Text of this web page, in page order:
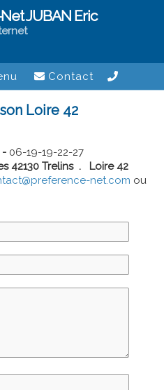
JUBAN Eric
Contact
Loire 42
- 06-19-19-22-27
42130 Trelins.
Loire 42
net.com ou